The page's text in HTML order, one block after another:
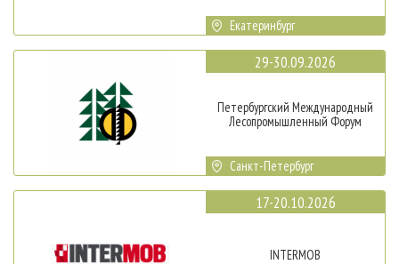
Екатеринбург
29-30.09.2026
Петербургский Международный
Лесопромышленный Форум
Санкт-Петербург
17-20.10.2026
INTERMOB